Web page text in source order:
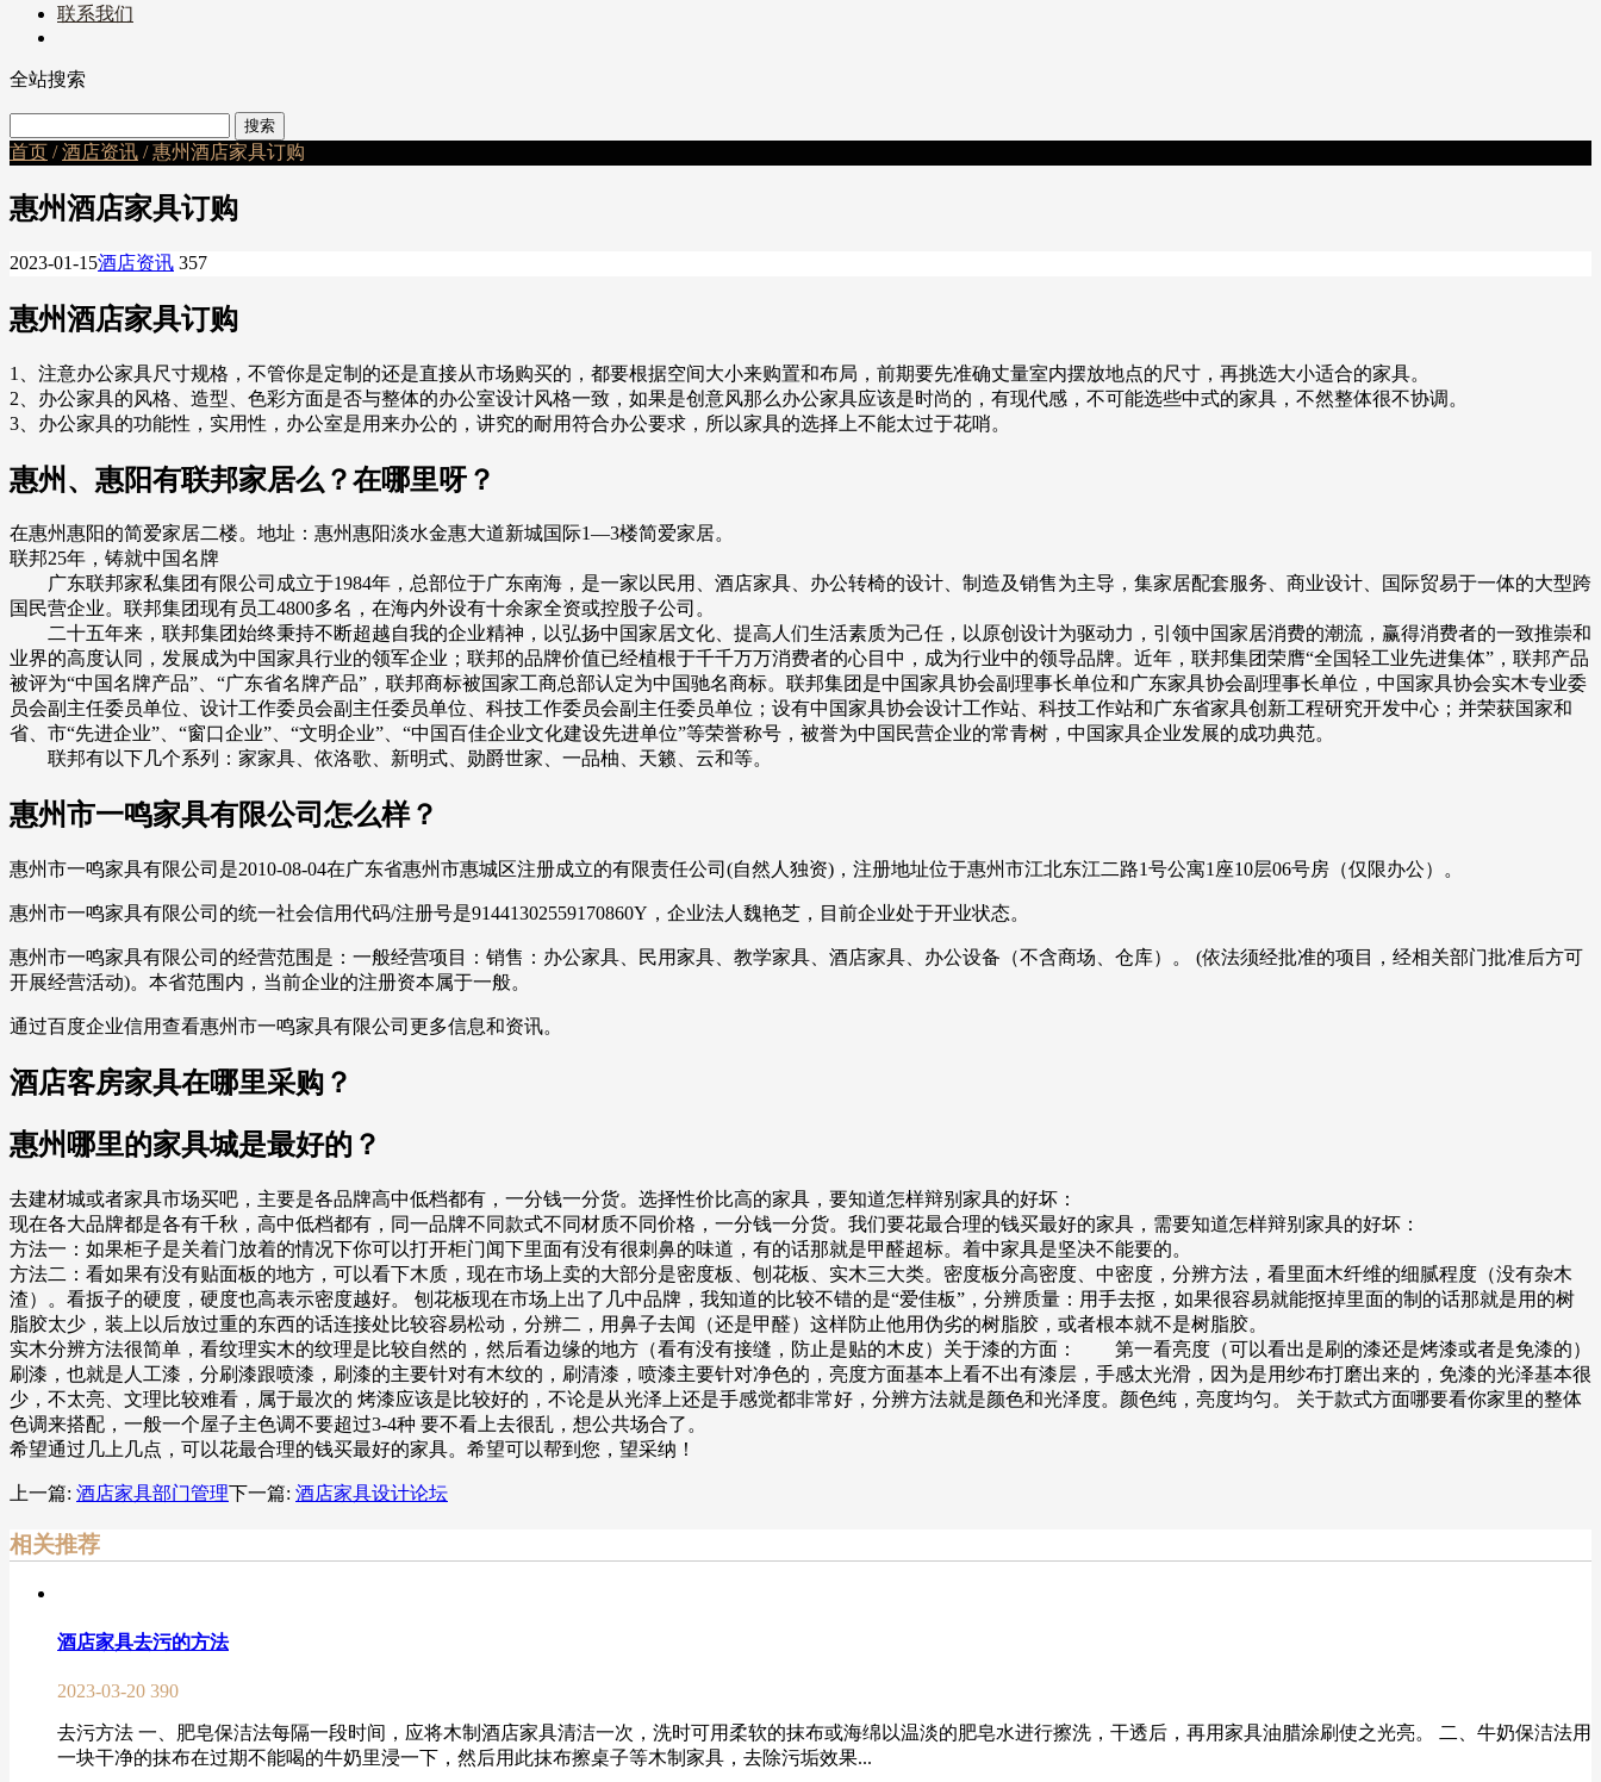
联系我们
全站搜索
首页 /酒店资讯 / 惠州酒店家具订购
惠州酒店家具订购
2023-01-15酒店资讯 357
惠州酒店家具订购
1、注意办公家具尺寸规格，不管你是定制的还是直接从市场购买的，都要根据空间大小来购置和布局，前期要先准确丈量室内摆放地点的尺寸，再挑选大小适合的家具。
2、办公家具的风格、造型、色彩方面是否与整体的办公室设计风格一致，如果是创意风那么办公家具应该是时尚的，有现代感，不可能选些中式的家具，不然整体很不协调。
3、办公家具的功能性，实用性，办公室是用来办公的，讲究的耐用符合办公要求，所以家具的选择上不能太过于花哨。
惠州、惠阳有联邦家居么？在哪里呀？
在惠州惠阳的简爱家居二楼。地址：惠州惠阳淡水金惠大道新城国际1—3楼简爱家居。
联邦25年，铸就中国名牌
广东联邦家私集团有限公司成立于1984年，总部位于广东南海，是一家以民用、酒店家具、办公转椅的设计、制造及销售为主导，集家居配套服务、商业设计、国际贸易于一体的大型跨
国民营企业。联邦集团现有员工4800多名，在海内外设有十余家全资或控股子公司。
二十五年来，联邦集团始终秉持不断超越自我的企业精神，以弘扬中国家居文化、提高人们生活素质为己任，以原创设计为驱动力，引领中国家居消费的潮流，赢得消费者的一致推崇和
业界的高度认同，发展成为中国家具行业的领军企业；联邦的品牌价值已经植根于千千万万消费者的心目中，成为行业中的领导品牌。近年，联邦集团荣膺“全国轻工业先进集体”，联邦产品
被评为“中国名牌产品”、“广东省名牌产品”，联邦商标被国家工商总部认定为中国驰名商标。联邦集团是中国家具协会副理事长单位和广东家具协会副理事长单位，中国家具协会实木专业委
员会副主任委员单位、设计工作委员会副主任委员单位、科技工作委员会副主任委员单位；设有中国家具协会设计工作站、科技工作站和广东省家具创新工程研究开发中心；并荣获国家和
省、市“先进企业”、“窗口企业”、“文明企业”、“中国百佳企业文化建设先进单位”等荣誉称号，被誉为中国民营企业的常青树，中国家具企业发展的成功典范。
联邦有以下几个系列：家家具、依洛歌、新明式、勋爵世家、一品柚、天籁、云和等。
惠州市一鸣家具有限公司怎么样？
惠州市一鸣家具有限公司是2010-08-04在广东省惠州市惠城区注册成立的有限责任公司(自然人独资)，注册地址位于惠州市江北东江二路1号公寓1座10层06号房（仅限办公）。
惠州市一鸣家具有限公司的统一社会信用代码/注册号是91441302559170860Y，企业法人魏艳芝，目前企业处于开业状态。
惠州市一鸣家具有限公司的经营范围是：一般经营项目：销售：办公家具、民用家具、教学家具、酒店家具、办公设备（不含商场、仓库）。 (依法须经批准的项目，经相关部门批准后方可
开展经营活动)。本省范围内，当前企业的注册资本属于一般。
通过百度企业信用查看惠州市一鸣家具有限公司更多信息和资讯。
酒店客房家具在哪里采购？
惠州哪里的家具城是最好的？
去建材城或者家具市场买吧，主要是各品牌高中低档都有，一分钱一分货。选择性价比高的家具，要知道怎样辩别家具的好坏：
现在各大品牌都是各有千秋，高中低档都有，同一品牌不同款式不同材质不同价格，一分钱一分货。我们要花最合理的钱买最好的家具，需要知道怎样辩别家具的好坏：
方法一：如果柜子是关着门放着的情况下你可以打开柜门闻下里面有没有很刺鼻的味道，有的话那就是甲醛超标。着中家具是坚决不能要的。
方法二：看如果有没有贴面板的地方，可以看下木质，现在市场上卖的大部分是密度板、刨花板、实木三大类。密度板分高密度、中密度，分辨方法，看里面木纤维的细腻程度（没有杂木
渣）。看扳子的硬度，硬度也高表示密度越好。 刨花板现在市场上出了几中品牌，我知道的比较不错的是“爱佳板”，分辨质量：用手去抠，如果很容易就能抠掉里面的制的话那就是用的树
脂胶太少，装上以后放过重的东西的话连接处比较容易松动，分辨二，用鼻子去闻（还是甲醛）这样防止他用伪劣的树脂胶，或者根本就不是树脂胶。
实木分辨方法很简单，看纹理实木的纹理是比较自然的，然后看边缘的地方（看有没有接缝，防止是贴的木皮）关于漆的方面： 第一看亮度（可以看出是刷的漆还是烤漆或者是免漆的）
刷漆，也就是人工漆，分刷漆跟喷漆，刷漆的主要针对有木纹的，刷清漆，喷漆主要针对净色的，亮度方面基本上看不出有漆层，手感太光滑，因为是用纱布打磨出来的，免漆的光泽基本很
少，不太亮、文理比较难看，属于最次的 烤漆应该是比较好的，不论是从光泽上还是手感觉都非常好，分辨方法就是颜色和光泽度。颜色纯，亮度均匀。 关于款式方面哪要看你家里的整体
色调来搭配，一般一个屋子主色调不要超过3-4种 要不看上去很乱，想公共场合了。
希望通过几上几点，可以花最合理的钱买最好的家具。希望可以帮到您，望采纳！
上一篇: 酒店家具部门管理下一篇: 酒店家具设计论坛
相关推荐
酒店家具去污的方法
2023-03-20 390
去污方法 一、肥皂保洁法每隔一段时间，应将木制酒店家具清洁一次，洗时可用柔软的抹布或海绵以温淡的肥皂水进行擦洗，干透后，再用家具油腊涂刷使之光亮。 二、牛奶保洁法用
一块干净的抹布在过期不能喝的牛奶里浸一下，然后用此抹布擦桌子等木制家具，去除污垢效果...